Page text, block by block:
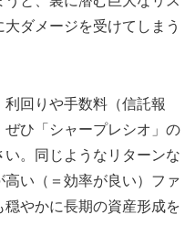
ダメージを受けてしまう
回りや手数料（信託報
ひ「シャープレシオ」の
。同じようなリターンな
い（＝効率が良い）ファ
やかに長期の資産形成を